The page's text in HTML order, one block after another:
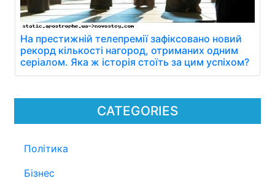
CATEGORIES
Політика
Бізнес
На престижній телепремії зафіксовано новий
рекорд кількості нагород, отриманих одним
серіалом. Яка ж історія стоїть за цим успіхом?